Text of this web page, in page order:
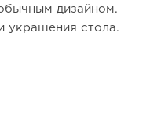
дизайном.
украшения стола.